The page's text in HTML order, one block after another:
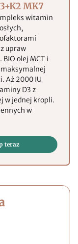
MK7
witamin
upraw
olej MCT i
Aż 2000 IU
D3 z
w jednej kropli.
w
teraz